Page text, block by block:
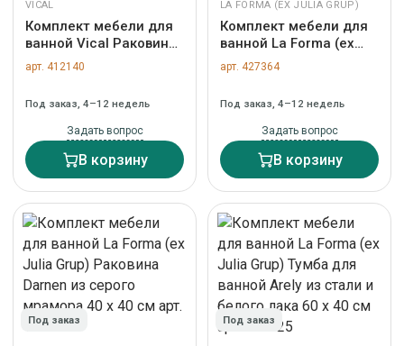
VICAL
Комплект мебели для
ванной Vical Раковина
Taurus арт. 170047
арт. 412140
Под заказ, 4–12 недель
Задать вопрос
В корзину
LA FORMA (ЕХ JULIA GRUP)
Комплект мебели для
ванной La Forma (ех
Julia Grup) Тумба для
ванной Arely из белой
арт. 422321
арт. 427364
Под заказ, 4–12 недель
Задать вопрос
В корзину
Под заказ Под заказ